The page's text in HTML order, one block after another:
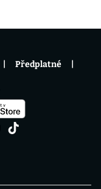
Předplatné